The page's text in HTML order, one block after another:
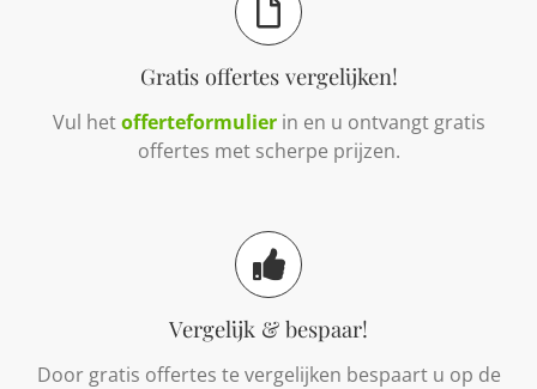
Gratis offertes vergelijken!
Vul hetofferteformulierin en u ontvangt gratis
offertes met scherpe prijzen.
Vergelijk & bespaar!
Door gratis offertes te vergelijken bespaart u op de